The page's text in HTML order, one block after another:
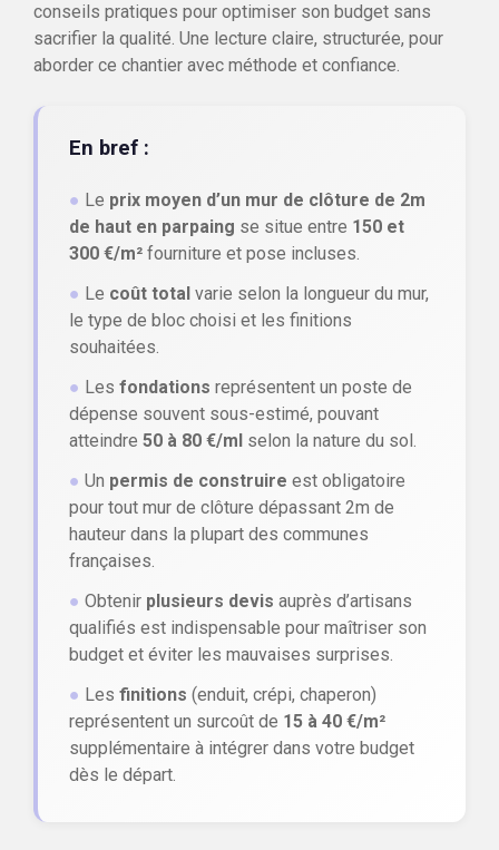
conseils pratiques pour optimiser son budget sans
sacrifier la qualité. Une lecture claire, structurée, pour
aborder ce chantier avec méthode et confiance.
En bref :
● Le prix moyen d’un mur de clôture de 2m
de haut en parpaing se situe entre 150 et
300 €/m² fourniture et pose incluses.
● Le coût total varie selon la longueur du mur,
le type de bloc choisi et les finitions
souhaitées.
● Les fondations représentent un poste de
dépense souvent sous-estimé, pouvant
atteindre 50 à 80 €/ml selon la nature du sol.
● Un permis de construire est obligatoire
pour tout mur de clôture dépassant 2m de
hauteur dans la plupart des communes
françaises.
● Obtenir plusieurs devis auprès d’artisans
qualifiés est indispensable pour maîtriser son
budget et éviter les mauvaises surprises.
● Les finitions (enduit, crépi, chaperon)
représentent un surcoût de 15 à 40 €/m²
supplémentaire à intégrer dans votre budget
dès le départ.